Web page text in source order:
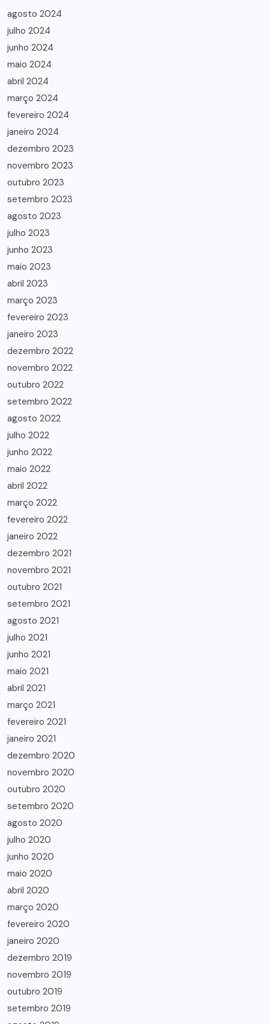
agosto 2024
julho 2024
junho 2024
maio 2024
abril 2024
março 2024
fevereiro 2024
janeiro 2024
dezembro 2023
novembro 2023
outubro 2023
setembro 2023
agosto 2023
julho 2023
junho 2023
maio 2023
abril 2023
março 2023
fevereiro 2023
janeiro 2023
dezembro 2022
novembro 2022
outubro 2022
setembro 2022
agosto 2022
julho 2022
junho 2022
maio 2022
abril 2022
março 2022
fevereiro 2022
janeiro 2022
dezembro 2021
novembro 2021
outubro 2021
setembro 2021
agosto 2021
julho 2021
junho 2021
maio 2021
abril 2021
março 2021
fevereiro 2021
janeiro 2021
dezembro 2020
novembro 2020
outubro 2020
setembro 2020
agosto 2020
julho 2020
junho 2020
maio 2020
abril 2020
março 2020
fevereiro 2020
janeiro 2020
dezembro 2019
novembro 2019
outubro 2019
setembro 2019